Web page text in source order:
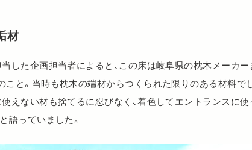
材
した企画担当者によると、この床は岐阜県の枕木メーカ
と。当時も枕木の端材からつくられた限りのある材料で
えない材も捨てるに忍びなく、着色してエントランスに
語っていました。